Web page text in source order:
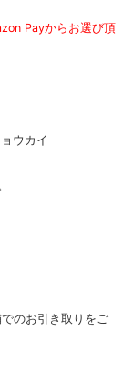
Payからお選び頂
ウカイ
のお引き取りをご